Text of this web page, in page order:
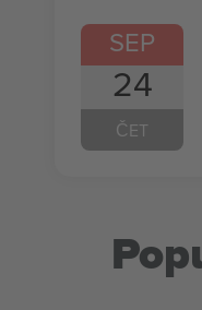
SEP
24
ČET